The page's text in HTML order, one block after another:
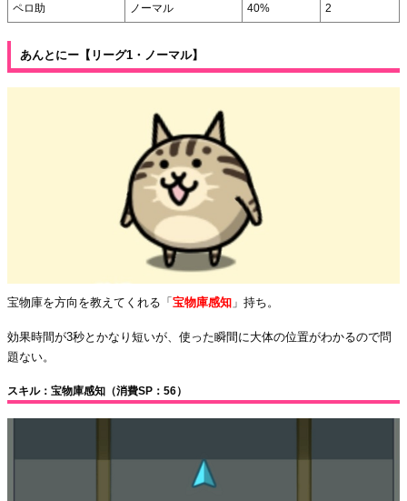
ペロ助 ノーマル 40% 2
あんとにー【リーグ1・ノーマル】
宝物庫を方向を教えてくれる「 宝物庫感知 」持ち。
効果時間が3秒とかなり短いが、使った瞬間に大体の位置がわかるので問
題ない。
スキル：宝物庫感知（消費SP：56）